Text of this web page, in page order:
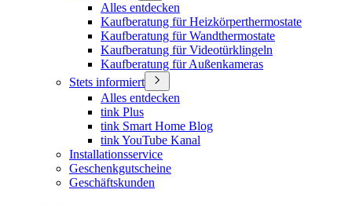
Alles entdecken
Kaufberatung für Heizkörperthermostate
Kaufberatung für Wandthermostate
Kaufberatung für Videotürklingeln
Kaufberatung für Außenkameras
Stets informiert
Alles entdecken
tink Plus
tink Smart Home Blog
tink YouTube Kanal
Installationsservice
Geschenkgutscheine
Geschäftskunden